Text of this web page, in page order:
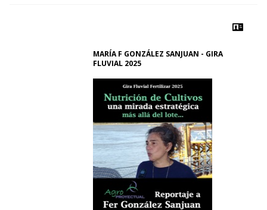
MARÍA F GONZÁLEZ SANJUAN - GIRA
FLUVIAL 2025